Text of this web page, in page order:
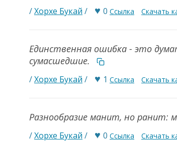
/Хорхе Букай / ♥ 0 Ссылка Скачать
Единственная ошибка - это
сумасшедшие.
/Хорхе Букай / ♥ 1 Ссылка Скачать
Разнообразие манит, но ранит:
/Хорхе Букай / ♥ 0 Ссылка Скачать